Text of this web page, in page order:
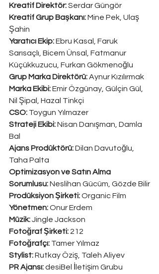
Kreatif Direktör: Serdar Güngör
Kreatif Grup Başkanı: Mine Pek, Ulaş
Şahin
Yaratıcı Ekip: Ebru Kasal, Faruk
Sarısaçlı, Bicem Ünsal, Fatmanur
Küçükkuzucu, Furkan Gökmenoğlu
Grup Marka Direktörü: Aynur Kızılırmak
Marka Ekibi: Emir Özgünay, Gülçin Gül,
Nil Şipal, Hazal Tinkçi
CSO: Toygun Yılmazer
Strateji Ekibi: Nisan Danışman, Damla
Bal
Ajans Prodüktörü: Dilan Davutoğlu,
Taha Palta
Optimizasyon ve Satın Alma
Sorumlusu: Neslihan Gücüm, Gözde Bilir
Prodüksiyon Şirketi: Organic Film
Yönetmen: Onur Erdem
Müzik: Jingle Jackson
Fotoğraf Şirketi: 212
Fotoğrafçı: Tamer Yılmaz
Stylist: Rutkay Öziş, Taleh Aliyev
PR Ajansı: desiBel İletişim Grubu